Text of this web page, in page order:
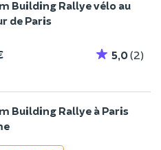
Building Rallye vélo au
de Paris
5,0(2)
Building Rallye à Paris